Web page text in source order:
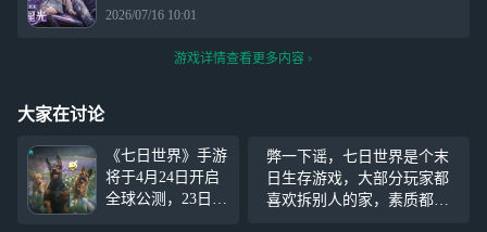
2026/07/16 10:01
游戏详情查看更多内容
大家在讨论
《七日世界》手游
将于4月24日开启
全球公测，23日10
弊一下谣，七日世界是个末
日生存游戏，大部分玩家都
喜欢拆别人的家，素质都很